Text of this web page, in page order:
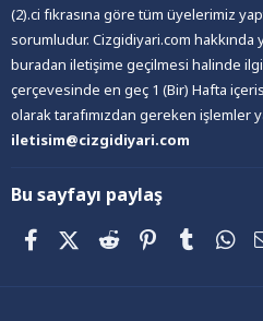
(2).ci fıkrasına göre tüm üyelerimiz
sorumludur. Cizgidiyari.com hakkında
buradan iletişime geçilmesi halinde
çerçevesinde en geç 1 (Bir) Hafta
olarak tarafımızdan gereken işlemler
iletisim@cizgidiyari.com
Bu sayfayı paylaş
FacebookX (Twitter)
Reddit PinterestTumblr